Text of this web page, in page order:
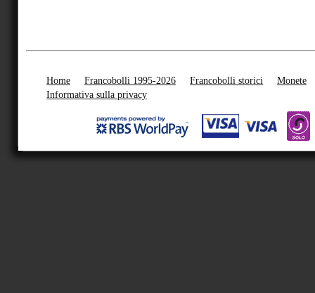
Home Francobolli 1995-2026 Francobolli storici
Monete
Informativa sulla privacy